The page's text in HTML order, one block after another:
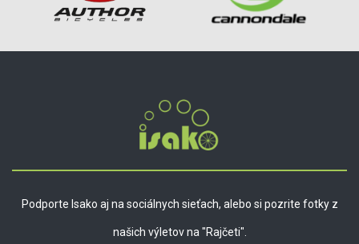
Podporte Isako aj na sociálnych sieťach, alebo si pozrite fotky z
našich výletov na "Rajčeti".